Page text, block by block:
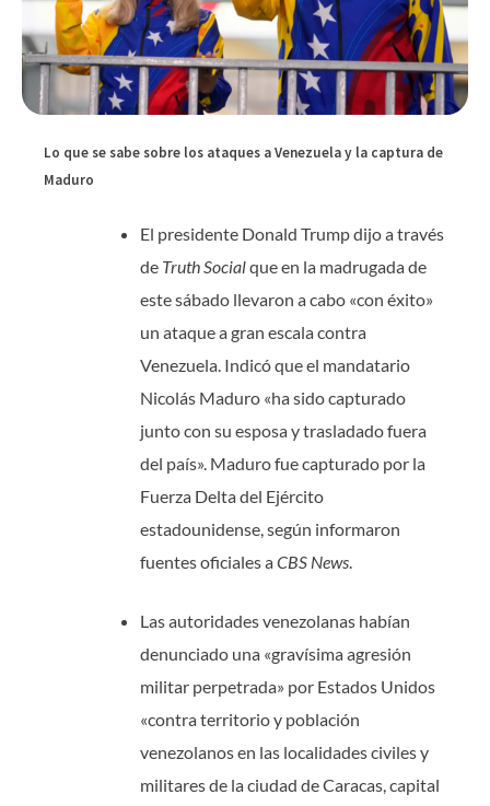
Lo que se sabe sobre los ataques a Venezuela y la captura de
Maduro
El presidente Donald Trump dijo a través
de Truth Socialque en la madrugada de
este sábado llevaron a cabo «con éxito»
un ataque a gran escala contra
Venezuela. Indicó que el mandatario
Nicolás Maduro «ha sido capturado
junto con su esposa y trasladado fuera
del país». Maduro fue capturado por la
Fuerza Delta del Ejército
estadounidense, según informaron
fuentes oficiales aCBS News.
Las autoridades venezolanas habían
denunciado una «gravísima agresión
militar perpetrada» por Estados Unidos
«contra territorio y población
venezolanos en las localidades civiles y
militares de la ciudad de Caracas, capital